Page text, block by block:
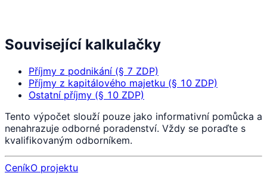
Související kalkulačky
Příjmy z podnikání (§ 7 ZDP)
Příjmy z kapitálového majetku (§ 10 ZDP)
Ostatní příjmy (§ 10 ZDP)
Tento výpočet slouží pouze jako informativní pomůcka a
nenahrazuje odborné poradenství. Vždy se poraďte s
kvalifikovaným odborníkem.
CeníkO projektu